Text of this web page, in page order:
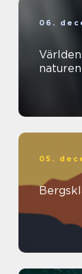
06.
naturen
05.